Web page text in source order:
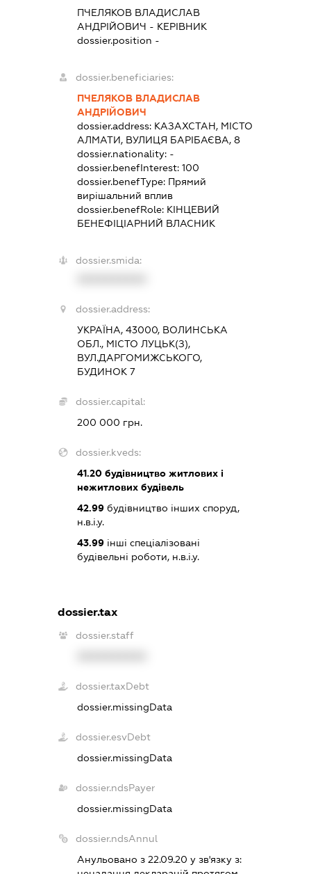
ПЧЕЛЯКОВ ВЛАДИСЛАВ
АНДРІЙОВИЧ - КЕРІВНИК
dossier.position -
dossier.beneficiaries:
ПЧЕЛЯКОВ ВЛАДИСЛАВ
АНДРІЙОВИЧ
dossier.address: КАЗАХСТАН, МІСТО
АЛМАТИ, ВУЛИЦЯ БАРІБАЄВА, 8
dossier.nationality: -
dossier.benefInterest: 100
dossier.benefType: Прямий
вирішальний вплив
dossier.benefRole: КІНЦЕВИЙ
БЕНЕФІЦІАРНИЙ ВЛАСНИК
dossier.smida:
dossier.address:
УКРАЇНА, 43000, ВОЛИНСЬКА
ОБЛ., МІСТО ЛУЦЬК(З),
ВУЛ.ДАРГОМИЖСЬКОГО,
БУДИНОК 7
dossier.capital:
200 000 грн.
dossier.kveds:
41.20будівництво житлових і
нежитлових будівель
42.99будівництво інших споруд,
н.в.і.у.
43.99інші спеціалізовані
будівельні роботи, н.в.і.у.
dossier.tax
dossier.staff
dossier.taxDebt
dossier.missingData
dossier.esvDebt
dossier.missingData
dossier.ndsPayer
dossier.missingData
dossier.ndsAnnul
Анульовано з 22.09.20 у зв'язку з: